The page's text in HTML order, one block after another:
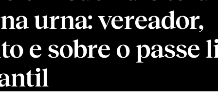
urna: vereador,
e sobre o passe